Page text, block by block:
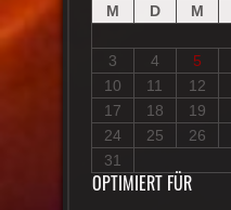
M D M
3
4 5
10
11 12
17
18 19
24
25 26
31
OPTIMIERT FÜR